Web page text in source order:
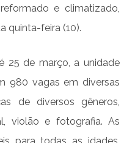
e climatizado,
quinta-feira (10).
25 de março, a unidade
980 vagas em diversas
de diversos gêneros,
violão e fotografia. As